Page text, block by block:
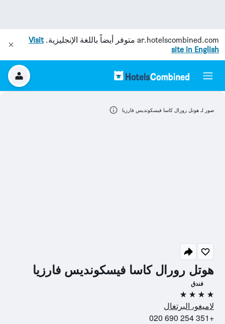
ar.hotelscombined.com متوفر أيضاً باللغة الإنجليزية.Visit
site in English
هوتل رورال كاسا فيسكونديس فارزيا
فندق
4 نجوم
لاميغو، البرتغال
+351 254 690 020
صور لـ هوتل رورال كاسا فيسكونديس فارزيا